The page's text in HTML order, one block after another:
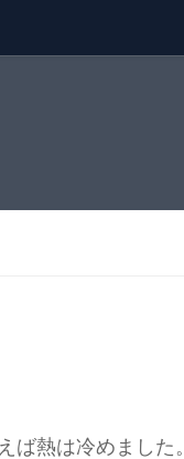
熱は冷めました。